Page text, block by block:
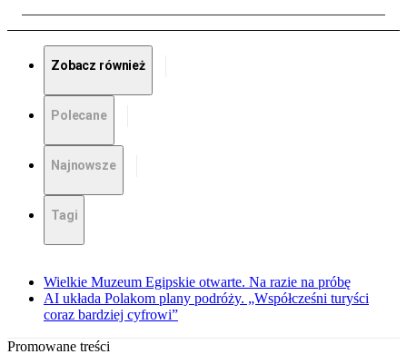
Zobacz również
Polecane
Najnowsze
Tagi
Wielkie Muzeum Egipskie otwarte. Na razie na próbę
AI układa Polakom plany podróży. „Współcześni turyści
coraz bardziej cyfrowi”
Promowane treści